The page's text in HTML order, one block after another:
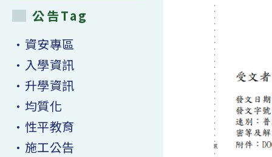
公告Tag
•資安專區
•入學資訊
•升學資訊
•均質化
•性平教育
•施工公告